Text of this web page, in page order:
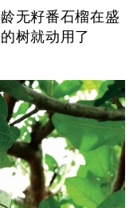
无籽番石榴在盛
树就动用了